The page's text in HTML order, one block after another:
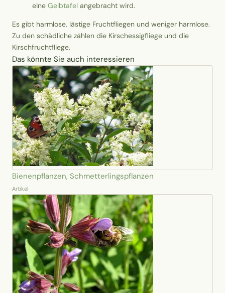
eine Gelbtafel angebracht wird.
Es gibt harmlose, lästige Fruchtfliegen und weniger harmlose.
Zu den schädliche zählen die Kirschessigfliege und die
Kirschfruchtfliege.
Das könnte Sie auch interessieren
Bienenpflanzen, Schmetterlingspflanzen
Artikel